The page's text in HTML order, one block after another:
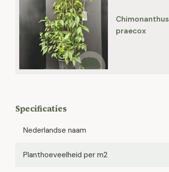
Chimonanthus
praecox
Specificaties
Nederlandse naam
Planthoeveelheid per m2